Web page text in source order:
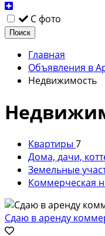
С фото
Поиск
Главная
Объявления в
Недвижимость
Квартиры 7
Дома, дачи,
Земельные
Коммерческая
Сдаю в аренду